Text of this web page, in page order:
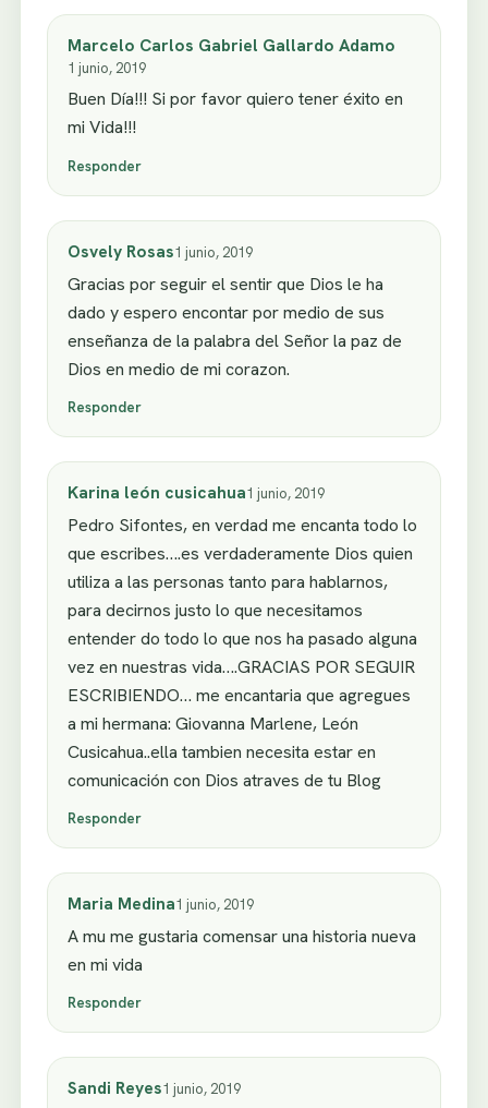
Marcelo Carlos Gabriel Gallardo Adamo
1 junio, 2019
Buen Día!!! Si por favor quiero tener éxito en
mi Vida!!!
Responder
Osvely Rosas1 junio, 2019
Gracias por seguir el sentir que Dios le ha
dado y espero encontar por medio de sus
enseñanza de la palabra del Señor la paz de
Dios en medio de mi corazon.
Responder
Karina león cusicahua1 junio, 2019
Pedro Sifontes, en verdad me encanta todo lo
que escribes….es verdaderamente Dios quien
utiliza a las personas tanto para hablarnos,
para decirnos justo lo que necesitamos
entender do todo lo que nos ha pasado alguna
vez en nuestras vida….GRACIAS POR SEGUIR
ESCRIBIENDO… me encantaria que agregues
a mi hermana: Giovanna Marlene, León
Cusicahua..ella tambien necesita estar en
comunicación con Dios atraves de tu Blog
Responder
Maria Medina1 junio, 2019
A mu me gustaria comensar una historia nueva
en mi vida
Responder
Sandi Reyes1 junio, 2019